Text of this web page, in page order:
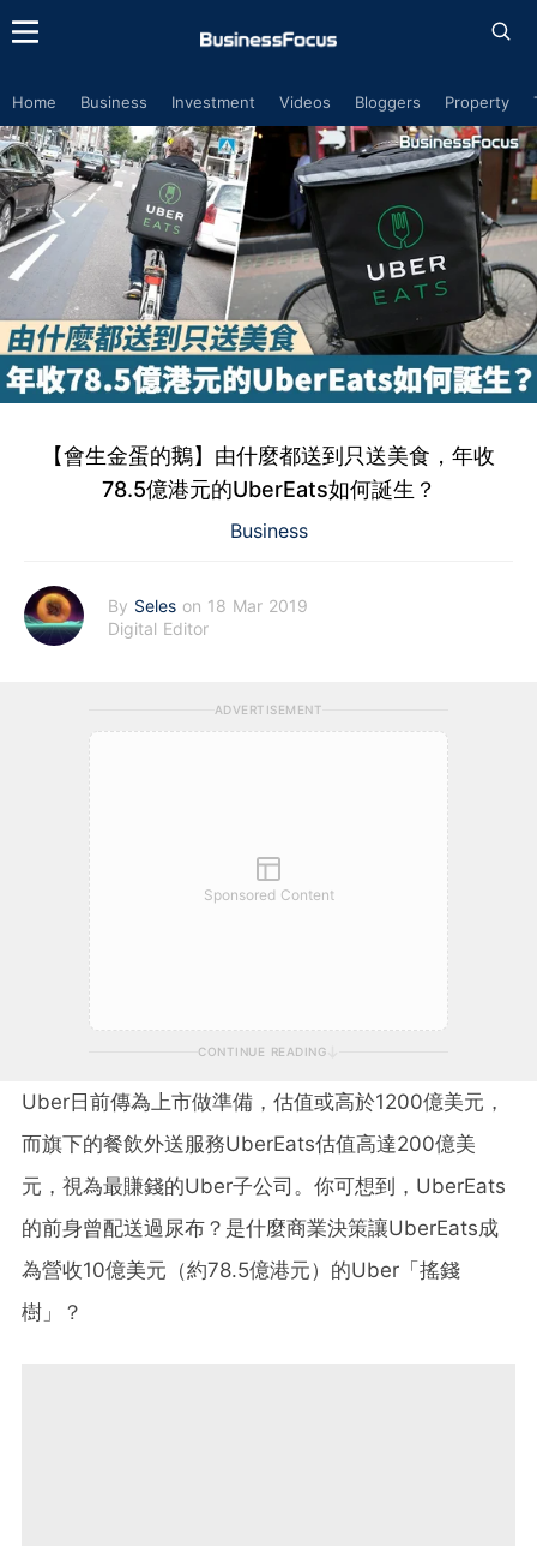
Home Business Investment Videos Bloggers Property
【會生金蛋的鵝】由什麼都送到只送美食，年收
78.5億港元的UberEats如何誕生？
Business
By Seles on 18 Mar 2019
Digital Editor
ADVERTISEMENT
Sponsored Content
CONTINUE READING
Uber日前傳為上市做準備，估值或高於1200億美元，
而旗下的餐飲外送服務UberEats估值高達200億美
元，視為最賺錢的Uber子公司。你可想到，UberEats
的前身曾配送過尿布？是什麼商業決策讓UberEats成
為營收10億美元（約78.5億港元）的Uber「搖錢
樹」？